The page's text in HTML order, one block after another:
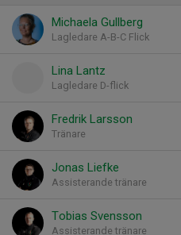
Michaela Gullberg
Lagledare A-B-C Flick
Lina Lantz
Lagledare D-flick
Fredrik Larsson
Tränare
Jonas Liefke
Assisterande tränare
Tobias Svensson
Assisterande tränare